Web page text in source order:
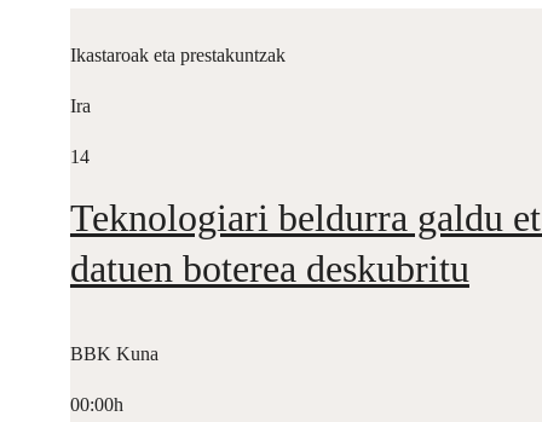
Ikastaroak eta prestakuntzak
Ira
14
Teknologiari beldurra galdu
datuen boterea deskubritu
BBK Kuna
00:00h